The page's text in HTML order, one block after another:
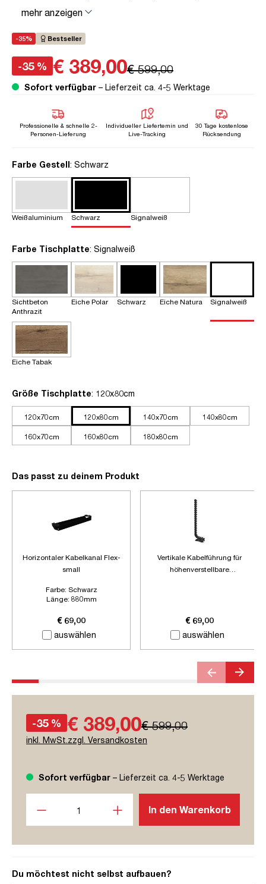
höhenverstellbar | unmontiert | Y-Line | bis zu 80 kg |
Steckertyp C | Signalweiß | TÜV© mobiles Arbeiten |
Kollisions-Schutz | Elektrisch höhenverstellbar |
mehr anzeigen
-35% Bestseller
-35 % € 389,00€ 599,00
Sofort verfügbar – Lieferzeit ca. 4-5 Werktage
Professionelle & schnelle 2-
Personen-Lieferung
Individueller Liefertemin und
Live-Tracking
30 Tage kostenlose
Rücksendung
Farbe Gestellauswählen
: Schwarz
Weißaluminium Schwarz Signalweiß
Farbe Tischplatteauswählen
: Signalweiß
Sichtbeton
Anthrazit
Eiche Polar Schwarz Eiche Natura Signalweiß
Eiche Tabak
Größe Tischplatteauswählen
: 120x80cm
120x70cm 120x80cm 140x70cm 140x80cm
160x70cm 160x80cm 180x80cm
Das passt zu deinem Produkt
auswählen
Horizontaler Kabelkanal Flex-
small
Farbe: Schwarz
Länge: 880mm
€ 69,00
auswählen
Vertikale Kabelführung für
höhenverstellbare
€ 69,00
-35 % € 389,00€ 599,00
inkl. MwSt.zzgl. Versandkosten
Sofort verfügbar – Lieferzeit ca. 4-5 Werktage
In den Warenkorb
Du möchtest nicht selbst aufbauen?